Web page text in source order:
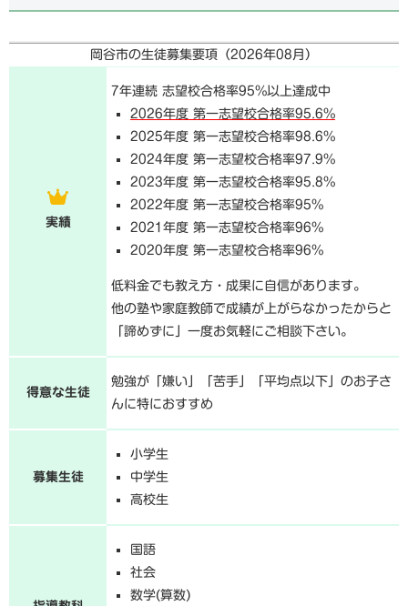
岡谷市の生徒募集要項（2026年08月 ）
実績
7年連続 志望校合格率95%以上達成中
2026年度 第一志望校合格率95.6%
2025年度 第一志望校合格率98.6%
2024年度 第一志望校合格率97.9%
2023年度 第一志望校合格率95.8%
2022年度 第一志望校合格率95%
2021年度 第一志望校合格率96%
2020年度 第一志望校合格率96%
低料金でも教え方・成果に自信があります。
他の塾や家庭教師で成績が上がらなかったからと
「諦めずに」一度お気軽にご相談下さい。
得意な生徒
勉強が「嫌い」「苦手」「平均点以下」のお子さ
んに特におすすめ
募集生徒
小学生
中学生
高校生
国語
社会
数学(算数)